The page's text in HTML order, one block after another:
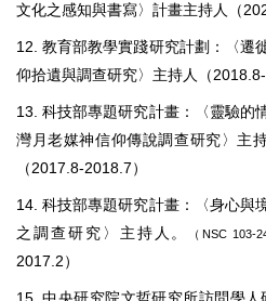
文化之感知與書寫〉計畫主持人（
12. 教育部教學實踐研究計劃：〈遷
仰拾遺與調查研究〉主持人（2018.8-
13. 科技部專題研究計畫：〈靈驗的
灣月老媒神信仰傳說調查研究〉主持
（2017.8-2018.7）
14. 科技部專題研究計畫：〈身心與
之調查研究〉主持人。
（NSC 103-
2017.2）